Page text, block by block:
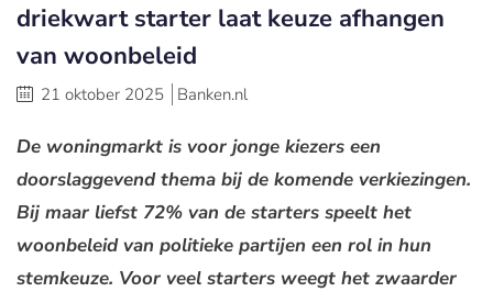
driekwart starter laat keuze afhangen
van woonbeleid
21 oktober 2025 Banken.nl
De woningmarkt is voor jonge kiezers een
doorslaggevend thema bij de komende verkiezingen.
Bij maar liefst 72% van de starters speelt het
woonbeleid van politieke partijen een rol in hun
stemkeuze. Voor veel starters weegt het zwaarder